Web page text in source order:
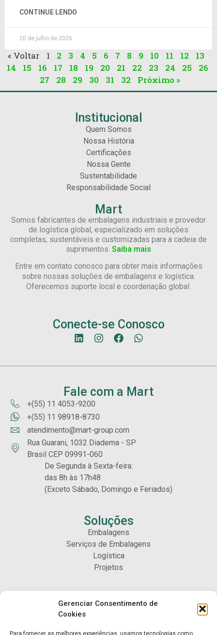
Gerenciar Consentimento de
Cookies
Para fornecer as melhores experiências, usamos tecnologias como
CONTINUE LENDO
20 de julho de 2026
« Voltar 1 2 3 4 5 6 7 8 9 10 11 12
13
14
15 16 17 18 19 20 21 22 23 24 25
26
27
28 29 30 31 32 Próximo »
Institucional
Quem Somos
Nossa História
Certificações
Nossa Gente
Sustentabilidade
Responsabilidade Social
Mart
Somos fabricantes de embalagens industriais e provedor
de logística global, especializado em soluções
completas, sustentáveis e customizadas para a cadeia de
suprimentos. Saiba mais
Entre em contato conosco para obter mais informações
sobre nossas soluções de embalagens e logística.
Oferecemos suporte local e coordenação global.
Conecte-se Conosco
Fale com a Mart
+(55) 11 4053-9200
+(55) 11 98918-8730
atendimento@mart-group.com
Rua Guarani, 1032 Diadema - SP
Brasil CEP 09991-060
De Segunda à Sexta-feira:
das 8h às 17h48
(Exceto Sábado, Domingo e Feriados)
Soluções
Embalagens
Serviços de Embalagens
Logística
Projetos
Carreiras